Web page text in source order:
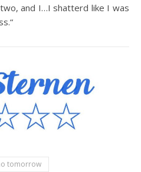
and I…I shatterd like I was
tomorrow